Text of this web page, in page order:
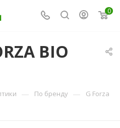
0
BIO
— По бренду — G Forza